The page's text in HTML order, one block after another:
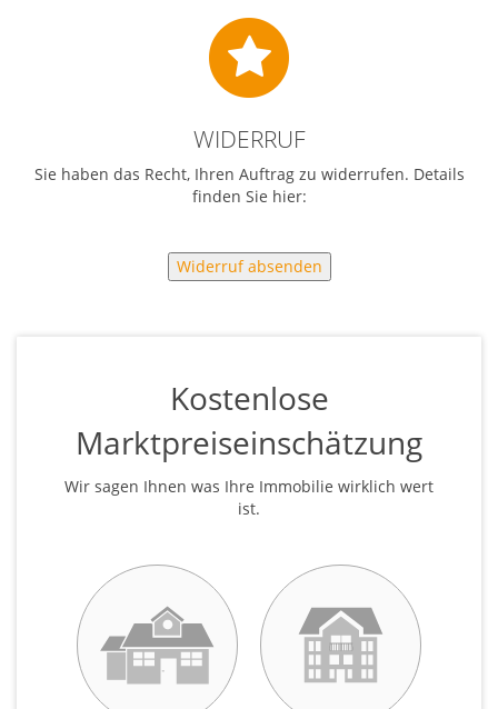
Widerruf
WIDERRUF
Sie haben das Recht, Ihren Auftrag zu widerrufen. Details
finden Sie hier:
Widerruf absenden
Kostenlose
Marktpreiseinschätzung
Wir sagen Ihnen was Ihre Immobilie wirklich wert
ist.